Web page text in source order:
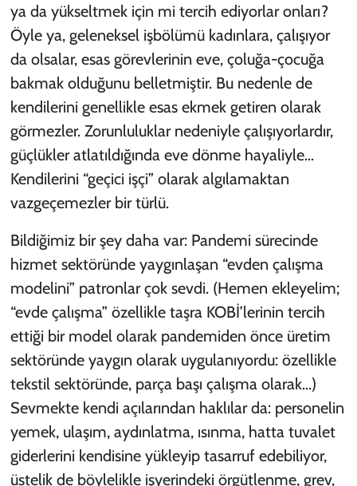
ya da yükseltmek için mi tercih ediyorlar onları?
Öyle ya, geleneksel işbölümü kadınlara, çalışıyor
da olsalar, esas görevlerinin eve, çoluğa-çocuğa
bakmak olduğunu belletmiştir. Bu nedenle de
kendilerini genellikle esas ekmek getiren olarak
görmezler. Zorunluluklar nedeniyle çalışıyorlardır,
güçlükler atlatıldığında eve dönme hayaliyle…
Kendilerini “geçici işçi” olarak algılamaktan
vazgeçemezler bir türlü.
Bildiğimiz bir şey daha var: Pandemi sürecinde
hizmet sektöründe yaygınlaşan “evden çalışma
modelini” patronlar çok sevdi. (Hemen ekleyelim;
“evde çalışma” özellikle taşra KOBİ’lerinin tercih
ettiği bir model olarak pandemiden önce üretim
sektöründe yaygın olarak uygulanıyordu: özellikle
tekstil sektöründe, parça başı çalışma olarak…)
Sevmekte kendi açılarından haklılar da: personelin
yemek, ulaşım, aydınlatma, ısınma, hatta tuvalet
giderlerini kendisine yükleyip tasarruf edebiliyor,
üstelik de böylelikle işyerindeki örgütlenme, grev,